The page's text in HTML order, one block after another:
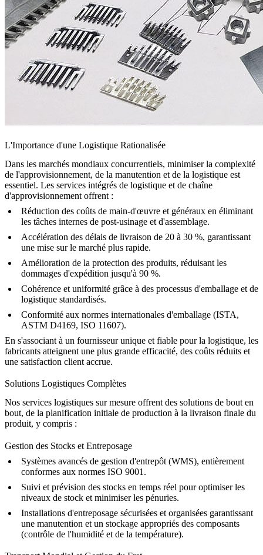
L'Importance d'une Logistique Rationalisée
Dans les marchés mondiaux concurrentiels, minimiser la complexité
de l'approvisionnement, de la manutention et de la logistique est
essentiel. Les services intégrés de logistique et de chaîne
d'approvisionnement offrent :
Réduction des coûts de main-d'œuvre et généraux en éliminant
les tâches internes de post-usinage et d'assemblage.
Accélération des délais de livraison de 20 à 30 %, garantissant
une mise sur le marché plus rapide.
Amélioration de la protection des produits, réduisant les
dommages d'expédition jusqu'à 90 %.
Cohérence et uniformité grâce à des processus d'emballage et de
logistique standardisés.
Conformité aux normes internationales d'emballage (ISTA,
ASTM D4169, ISO 11607).
En s'associant à un fournisseur unique et fiable pour la logistique, les
fabricants atteignent une plus grande efficacité, des coûts réduits et
une satisfaction client accrue.
Solutions Logistiques Complètes
Nos services logistiques sur mesure offrent des solutions de bout en
bout, de la planification initiale de production à la livraison finale du
produit, y compris :
Gestion des Stocks et Entreposage
Systèmes avancés de gestion d'entrepôt (WMS), entièrement
conformes aux normes ISO 9001.
Suivi et prévision des stocks en temps réel pour optimiser les
niveaux de stock et minimiser les pénuries.
Installations d'entreposage sécurisées et organisées garantissant
une manutention et un stockage appropriés des composants
(contrôle de l'humidité et de la température).